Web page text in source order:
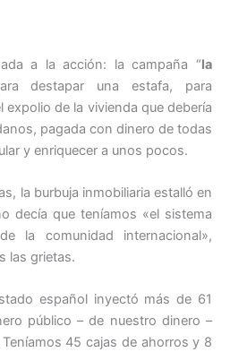
a la acción: la campaña “la
destapar una estafa, para
de la vivienda que debería
pagada con dinero de todas
y enriquecer a unos pocos.
la burbuja inmobiliaria estalló en
decía que teníamos «el sistema
la comunidad internacional»,
las grietas.
español inyectó más de 61
público – de nuestro dinero –
45 cajas de ahorros y 8